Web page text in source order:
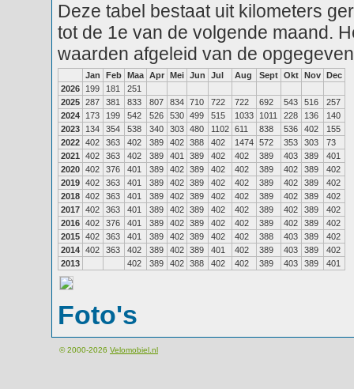
Deze tabel bestaat uit kilometers
tot de 1e van de volgende maand.
waarden afgeleid van de
Jan Feb Maa Apr Mei Jun Jul Aug Sept Okt Nov Dec
2026
199 181
251
2025 287 381 833 807 834 710 722 722 692 543 516
257
2024
173 199 542 526 530 499 515 1033 1011 228 136
140
2023
134 354 538 340 303 480 1102 611 838 536 402
155
2022 402 363 402 389 402 388 402 1474 572 353 303
73
2021
402 363 402 389 401 389 402 402 389 403 389
401
2020 402 376 401 389 402 389 402 402 389 402 389
402
2019 402 363 401 389 402 389 402 402 389 402 389
402
2018 402 363 401 389 402 389 402 402 389 402 389
402
2017 402 363 401 389 402 389 402 402 389 402 389
402
2016 402 376 401 389 402 389 402 402 389 402 389
402
2015 402 363 401 389 402 389 402 402 388 403 389
402
2014 402 363 402 389 402 389 401 402 389 403 389
402
2013
402 389 402 388 402 402 389 403 389 401
Foto's
© 2000-2026 Velomobiel.nl